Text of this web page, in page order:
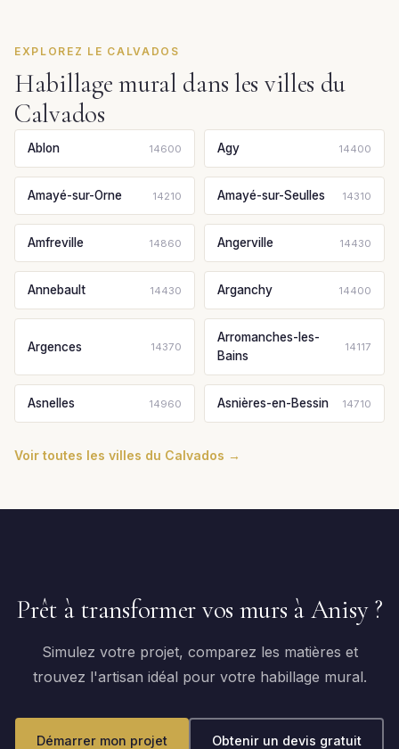
EXPLOREZ LE CALVADOS
Habillage mural dans les villes du
Calvados
Ablon 14600 Agy 14400
Amayé-sur-Orne 14210 Amayé-sur-Seulles 14310
Amfreville 14860 Angerville 14430
Annebault 14430 Arganchy 14400
Argences 14370
Arromanches-les-
Bains
14117
Asnelles 14960 Asnières-en-Bessin 14710
Voir toutes les villes du Calvados →
Prêt à transformer vos murs à Anisy ?
Simulez votre projet, comparez les matières et
trouvez l'artisan idéal pour votre habillage mural.
Démarrer mon projet Obtenir un devis gratuit